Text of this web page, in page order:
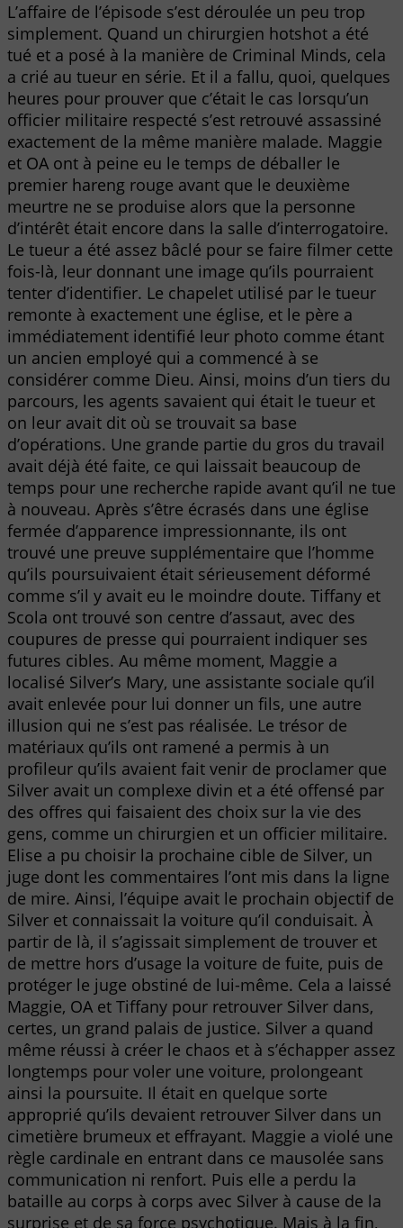
L’affaire de l’épisode s’est déroulée un peu trop
simplement. Quand un chirurgien hotshot a été
tué et a posé à la manière de Criminal Minds, cela
a crié au tueur en série. Et il a fallu, quoi, quelques
heures pour prouver que c’était le cas lorsqu’un
officier militaire respecté s’est retrouvé assassiné
exactement de la même manière malade. Maggie
et OA ont à peine eu le temps de déballer le
premier hareng rouge avant que le deuxième
meurtre ne se produise alors que la personne
d’intérêt était encore dans la salle d’interrogatoire.
Le tueur a été assez bâclé pour se faire filmer cette
fois-là, leur donnant une image qu’ils pourraient
tenter d’identifier. Le chapelet utilisé par le tueur
remonte à exactement une église, et le père a
immédiatement identifié leur photo comme étant
un ancien employé qui a commencé à se
considérer comme Dieu. Ainsi, moins d’un tiers du
parcours, les agents savaient qui était le tueur et
on leur avait dit où se trouvait sa base
d’opérations. Une grande partie du gros du travail
avait déjà été faite, ce qui laissait beaucoup de
temps pour une recherche rapide avant qu’il ne tue
à nouveau. Après s’être écrasés dans une église
fermée d’apparence impressionnante, ils ont
trouvé une preuve supplémentaire que l’homme
qu’ils poursuivaient était sérieusement déformé
comme s’il y avait eu le moindre doute. Tiffany et
Scola ont trouvé son centre d’assaut, avec des
coupures de presse qui pourraient indiquer ses
futures cibles. Au même moment, Maggie a
localisé Silver’s Mary, une assistante sociale qu’il
avait enlevée pour lui donner un fils, une autre
illusion qui ne s’est pas réalisée. Le trésor de
matériaux qu’ils ont ramené a permis à un
profileur qu’ils avaient fait venir de proclamer que
Silver avait un complexe divin et a été offensé par
des offres qui faisaient des choix sur la vie des
gens, comme un chirurgien et un officier militaire.
Elise a pu choisir la prochaine cible de Silver, un
juge dont les commentaires l’ont mis dans la ligne
de mire. Ainsi, l’équipe avait le prochain objectif de
Silver et connaissait la voiture qu’il conduisait. À
partir de là, il s’agissait simplement de trouver et
de mettre hors d’usage la voiture de fuite, puis de
protéger le juge obstiné de lui-même. Cela a laissé
Maggie, OA et Tiffany pour retrouver Silver dans,
certes, un grand palais de justice. Silver a quand
même réussi à créer le chaos et à s’échapper assez
longtemps pour voler une voiture, prolongeant
ainsi la poursuite. Il était en quelque sorte
approprié qu’ils devaient retrouver Silver dans un
cimetière brumeux et effrayant. Maggie a violé une
règle cardinale en entrant dans ce mausolée sans
communication ni renfort. Puis elle a perdu la
bataille au corps à corps avec Silver à cause de la
surprise et de sa force psychotique. Mais à la fin,